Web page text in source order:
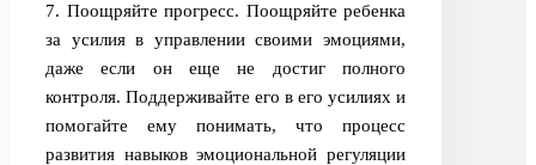
7. Поощряйте прогресс. Поощряйте ребенка
за усилия в управлении своими эмоциями,
даже если он еще не достиг полного
контроля. Поддерживайте его в его усилиях и
помогайте ему понимать, что процесс
развития навыков эмоциональной регуляции